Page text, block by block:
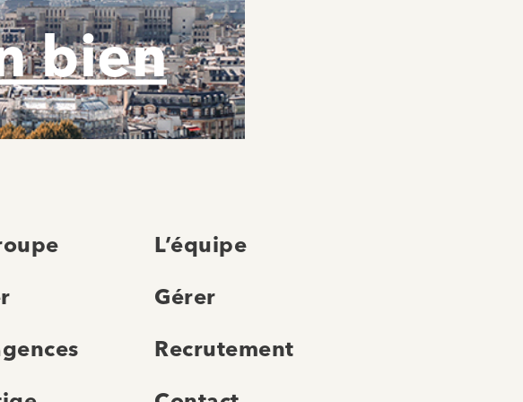
bien
L’équipe
Gérer
Recrutement